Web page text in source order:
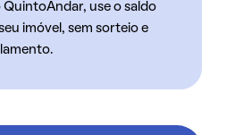
QuintoAndar, use o saldo
imóvel, sem sorteio e